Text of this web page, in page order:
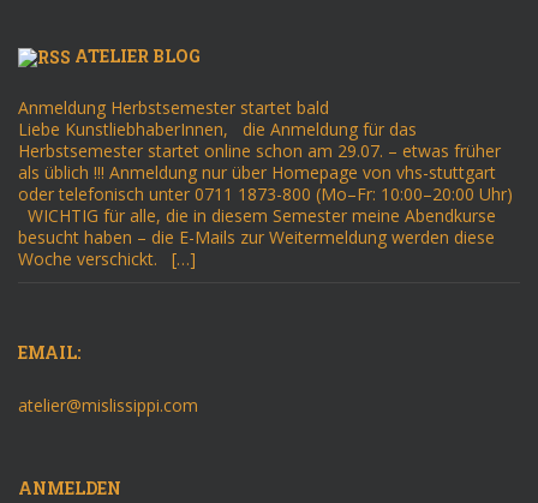
ATELIER BLOG
Anmeldung Herbstsemester startet bald
Liebe KunstliebhaberInnen, die Anmeldung für das
Herbstsemester startet online schon am 29.07. – etwas früher
als üblich !!! Anmeldung nur über Homepage von vhs-stuttgart
oder telefonisch unter 0711 1873-800 (Mo–Fr: 10:00–20:00 Uhr)
WICHTIG für alle, die in diesem Semester meine Abendkurse
besucht haben – die E-Mails zur Weitermeldung werden diese
Woche verschickt. […]
EMAIL:
atelier@mislissippi.com
ANMELDEN